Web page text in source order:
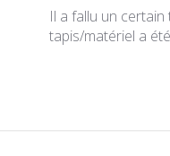
Il a fallu un
tapis/matériel a